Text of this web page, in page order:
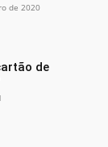
de 2020
de